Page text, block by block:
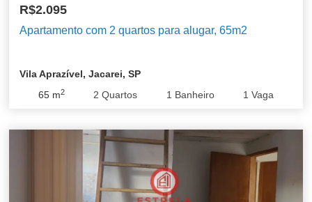
R$2.095
Apartamento com 2 quartos para alugar, 65m2
Vila Aprazível, Jacarei, SP
65m2 2 Quartos 1 Banheiro 1 Vaga